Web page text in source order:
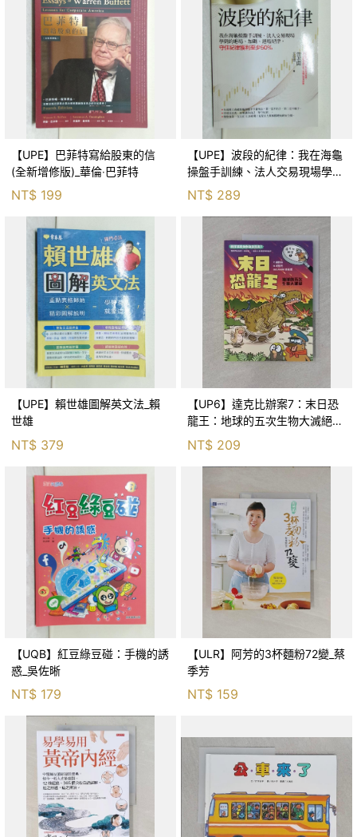
【UPE】巴菲特寫給股東的信
(全新增修版)_華倫‧巴菲特
NT$ 199
【UPE】波段的紀律：我在海龜
操盤手訓練、法人交易現場學到
的進場、加碼、退場紀律，守住
紀律獲利至少50％_雷老闆
NT$ 289
【UPE】賴世雄圖解英文法_賴
世雄
NT$ 379
【UP6】達克比辦案7：末日恐
龍王：地球的五次生物大滅絕_
胡妙芬
NT$ 209
【UQB】紅豆綠豆碰：手機的誘
惑_吳佐晰
NT$ 179
【ULR】阿芳的3杯麵粉72變_蔡
季芳
NT$ 159